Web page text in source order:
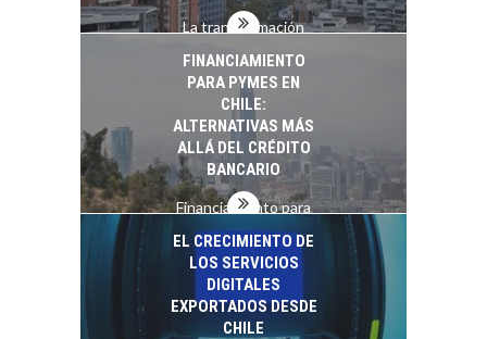
La transformación
recursos humanos en
las empresas…
FINANCIAMIENTO
PARA PYMES EN
CHILE:
ALTERNATIVAS MÁS
ALLÁ DEL CRÉDITO
BANCARIO
Financiamiento para
pymes en Chile:
alternativas que
trascienden el
crédito…
EL CRECIMIENTO DE
LOS SERVICIOS
DIGITALES
EXPORTADOS DESDE
CHILE